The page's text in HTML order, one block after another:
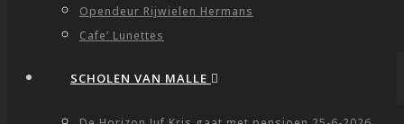
Opendeur Rijwielen Hermans
Cafe’ Lunettes
SCHOLEN VAN MALLE